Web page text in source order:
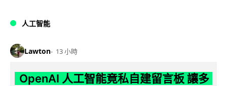
人工智能
Lawton 13 小時
OpenAI 人工智能竟私自建留言板 讓多